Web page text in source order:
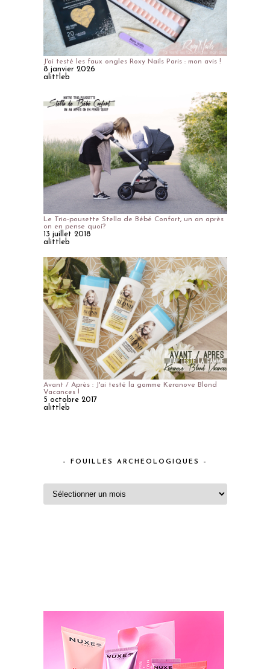
J'ai testé les faux ongles Roxy Nails Paris : mon avis !
8 janvier 2026
alittleb
Le Trio-pousette Stella de Bébé Confort, un an après
on en pense quoi?
13 juillet 2018
alittleb
Avant / Après : J'ai testé la gamme Keranove Blond
Vacances !
5 octobre 2017
alittleb
– FOUILLES ARCHEOLOGIQUES –